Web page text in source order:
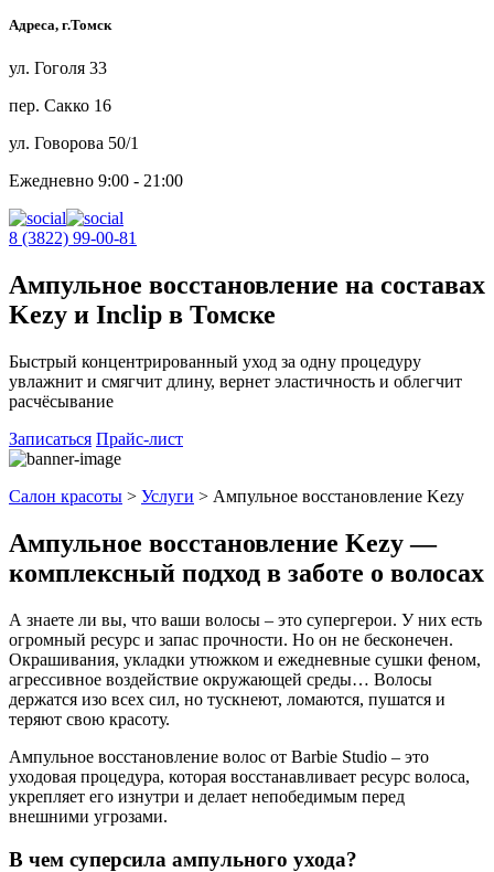
Адреса, г.Томск
ул. Гоголя 33
пер. Сакко 16
ул. Говорова 50/1
Ежедневно 9:00 - 21:00
8 (3822) 99-00-81
Ампульное восстановление на составах
Kezy и Inclip в Томске
Быстрый концентрированный уход за одну процедуру
увлажнит и смягчит длину, вернет эластичность и облегчит
расчёсывание
Записаться Прайс-лист
Салон красоты > Услуги > Ампульное восстановление Kezy
Ампульное восстановление Kezy —
комплексный подход в заботе о волосах
А знаете ли вы, что ваши волосы – это супергерои. У них есть
огромный ресурс и запас прочности. Но он не бесконечен.
Окрашивания, укладки утюжком и ежедневные сушки феном,
агрессивное воздействие окружающей среды… Волосы
держатся изо всех сил, но тускнеют, ломаются, пушатся и
теряют свою красоту.
Ампульное восстановление волос от Barbie Studio – это
уходовая процедура, которая восстанавливает ресурс волоса,
укрепляет его изнутри и делает непобедимым перед
внешними угрозами.
В чем суперсила ампульного ухода?